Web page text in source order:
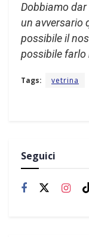
Dobbiamo
un avversario
possibile il
possibile farlo
Tags: vetrina
Seguici